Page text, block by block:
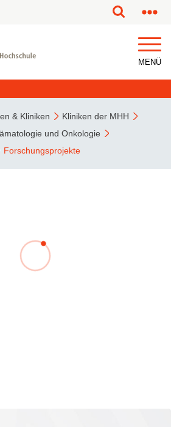
MENÜ
& Kliniken
Kliniken der MHH
und Onkologie
Forschungsprojekte